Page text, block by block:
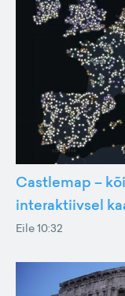
Castlemap –
interaktiivsel
Eile 10:32